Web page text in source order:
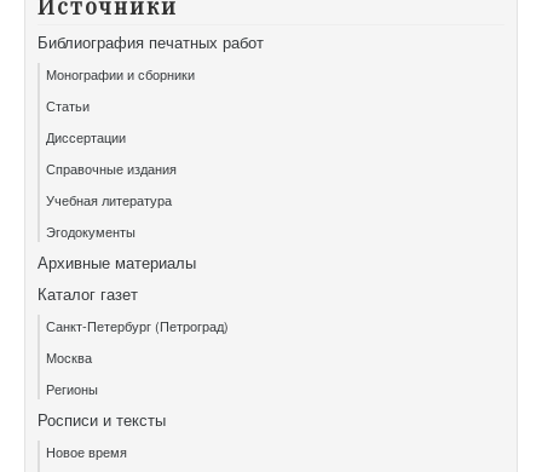
Источники
Библиография печатных работ
Монографии и сборники
Статьи
Диссертации
Справочные издания
Учебная литература
Эгодокументы
Архивные материалы
Каталог газет
Санкт-Петербург (Петроград)
Москва
Регионы
Росписи и тексты
Новое время